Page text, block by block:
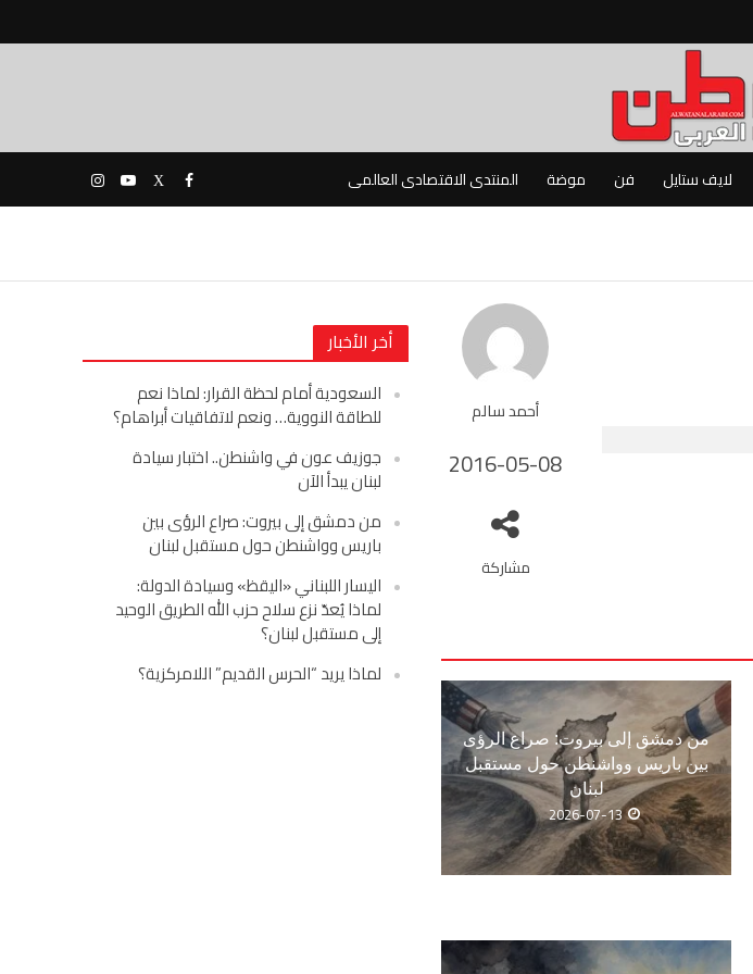
لايف ستايل فن موضة المنتدى الاقتصادى العالمى
أخر الأخبار
السعودية أمام لحظة القرار: لماذا نعم
للطاقة النووية… ونعم لاتفاقيات أبراهام؟
جوزيف عون في واشنطن.. اختبار سيادة
لبنان يبدأ الآن
من دمشق إلى بيروت: صراع الرؤى بين
باريس وواشنطن حول مستقبل لبنان
اليسار اللبناني «اليقظ» وسيادة الدولة:
لماذا يُعدّ نزع سلاح حزب الله الطريق الوحيد
إلى مستقبل لبنان؟
لماذا يريد “الحرس القديم” اللامركزية؟
أحمد سالم
2016-05-08
مشاركة
من دمشق إلى بيروت: صراع الرؤى
بين باريس وواشنطن حول مستقبل
لبنان
2026-07-13